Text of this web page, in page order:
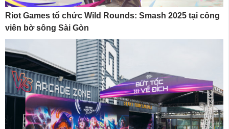
Riot Games tổ chức Wild Rounds: Smash 2025 tại công
viên bờ sông Sài Gòn